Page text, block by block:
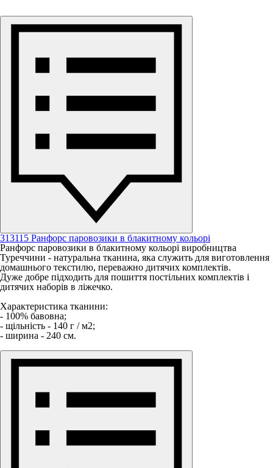
313115 Ранфорс паровозики в блакитному кольорі
Ранфорс паровозики в блакитному кольорі виробництва
Туреччини - натуральна тканина, яка служить для виготовлення
домашнього текстилю, переважно дитячих комплектів.
Дуже добре підходить для пошиття постільних комплектів і
дитячих наборів в ліжечко.
Характеристика тканини:
- 100% бавовна;
- щільність - 140 г / м2;
- ширина - 240 см.